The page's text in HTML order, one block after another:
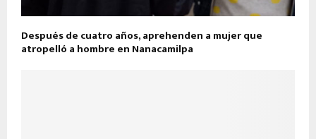
Después de cuatro años, aprehenden a mujer que
atropelló a hombre en Nanacamilpa